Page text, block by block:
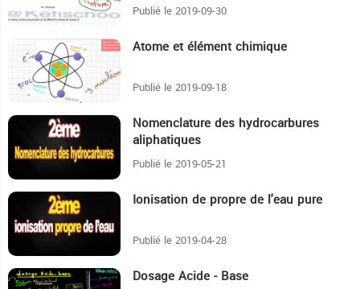
Publié le 2019-09-30
58:59 Atome et élément chimique
Publié le 2019-09-18
Nomenclature des hydrocarbures
aliphatiques
Publié le 2019-05-21
Ionisation de propre de l'eau pure
Publié le 2019-04-28
16:50 Dosage Acide - Base